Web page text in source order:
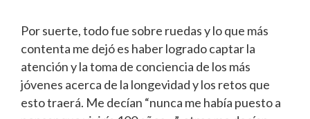
Por suerte, todo fue sobre ruedas y lo que más
contenta me dejó es haber logrado captar la
atención y la toma de conciencia de los más
jóvenes acerca de la longevidad y los retos que
esto traerá. Me decían “nunca me había puesto a